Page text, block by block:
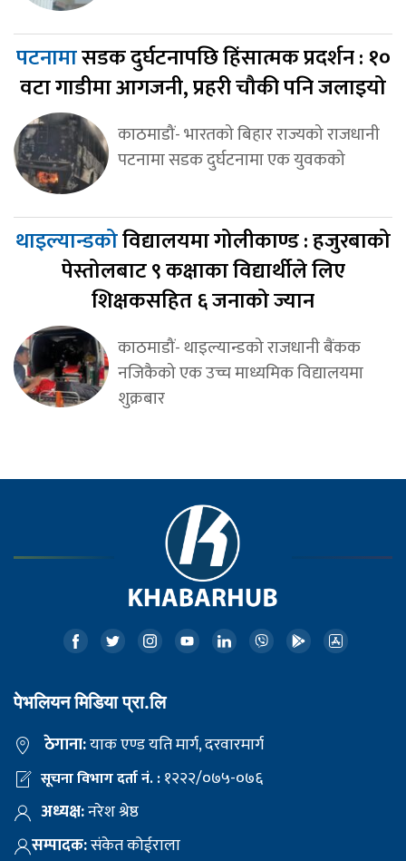
पटनामासडक दुर्घटनापछि हिंसात्मक प्रदर्शन : १०
वटा गाडीमा आगजनी, प्रहरी चौकी पनि जलाइयो
काठमाडौं- भारतको बिहार राज्यको राजधानी
पटनामा सडक दुर्घटनामा एक युवकको
थाइल्यान्डकोविद्यालयमा गोलीकाण्ड : हजुरबाको
पेस्तोलबाट ९ कक्षाका विद्यार्थीले लिए
शिक्षकसहित ६ जनाको ज्यान
काठमाडौं- थाइल्यान्डको राजधानी बैंकक
नजिकैको एक उच्च माध्यमिक विद्यालयमा
शुक्रबार
पेभलियन मिडिया प्रा.लि
ठेगाना:याक एण्ड यति मार्ग, दरवारमार्ग
सूचना विभाग दर्ता नं. :१२२२/०७५-०७६
अध्यक्ष:नरेश श्रेष्ठ
सम्पादक:संकेत कोईराला